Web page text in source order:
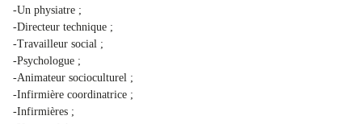
-Un physiatre ;
-Directeur technique ;
-Travailleur social ;
-Psychologue ;
-Animateur socioculturel ;
-Infirmière coordinatrice ;
-Infirmières ;